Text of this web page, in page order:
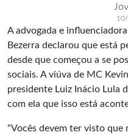
A advogada e
Bezerra declarou que está
desde que começou a se
sociais. A viúva de MC
presidente Luiz Inácio Lula
com ela que isso está
“Vocês devem ter visto que